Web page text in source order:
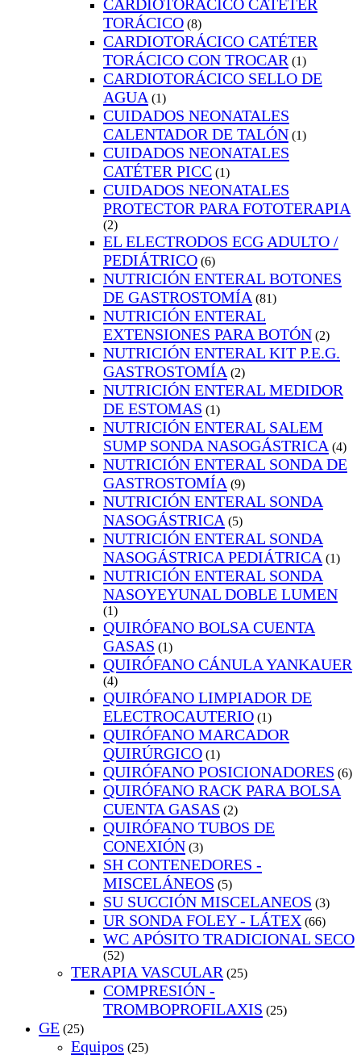
CARDIOTORÁCICO CATÉTER
TORÁCICO (8)
CARDIOTORÁCICO CATÉTER
TORÁCICO CON TROCAR (1)
CARDIOTORÁCICO SELLO DE
AGUA (1)
CUIDADOS NEONATALES
CALENTADOR DE TALÓN (1)
CUIDADOS NEONATALES
CATÉTER PICC (1)
CUIDADOS NEONATALES
PROTECTOR PARA FOTOTERAPIA
(2)
EL ELECTRODOS ECG ADULTO /
PEDIÁTRICO (6)
NUTRICIÓN ENTERAL BOTONES
DE GASTROSTOMÍA (81)
NUTRICIÓN ENTERAL
EXTENSIONES PARA BOTÓN (2)
NUTRICIÓN ENTERAL KIT P.E.G.
GASTROSTOMÍA (2)
NUTRICIÓN ENTERAL MEDIDOR
DE ESTOMAS (1)
NUTRICIÓN ENTERAL SALEM
SUMP SONDA NASOGÁSTRICA (4)
NUTRICIÓN ENTERAL SONDA DE
GASTROSTOMÍA (9)
NUTRICIÓN ENTERAL SONDA
NASOGÁSTRICA (5)
NUTRICIÓN ENTERAL SONDA
NASOGÁSTRICA PEDIÁTRICA (1)
NUTRICIÓN ENTERAL SONDA
NASOYEYUNAL DOBLE LUMEN
(1)
QUIRÓFANO BOLSA CUENTA
GASAS (1)
QUIRÓFANO CÁNULA YANKAUER
(4)
QUIRÓFANO LIMPIADOR DE
ELECTROCAUTERIO (1)
QUIRÓFANO MARCADOR
QUIRÚRGICO (1)
QUIRÓFANO POSICIONADORES (6)
QUIRÓFANO RACK PARA BOLSA
CUENTA GASAS (2)
QUIRÓFANO TUBOS DE
CONEXIÓN (3)
SH CONTENEDORES -
MISCELÁNEOS (5)
SU SUCCIÓN MISCELANEOS (3)
UR SONDA FOLEY - LÁTEX (66)
WC APÓSITO TRADICIONAL SECO
(52)
TERAPIA VASCULAR (25)
COMPRESIÓN -
TROMBOPROFILAXIS (25)
GE (25)
Equipos (25)